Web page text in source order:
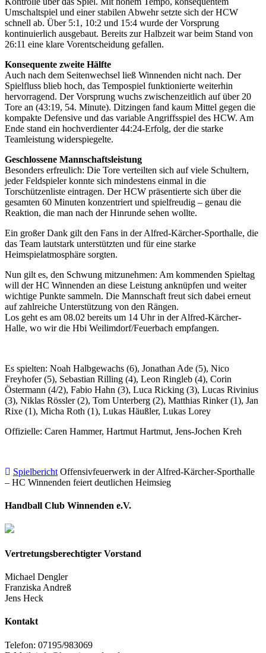
Umschaltspiel und einer stabilen Abwehr setzte sich der HCW
schnell ab. Über 5:1, 10:2 und 15:4 wurde der Vorsprung
kontinuierlich ausgebaut. Bereits zur Halbzeit war beim Stand von
26:11 eine klare Vorentscheidung gefallen.
Konsequente zweite Hälfte
Auch nach dem Seitenwechsel ließ Winnenden nicht nach. Der
Spielfluss blieb hoch, das Tempospiel funktionierte weiterhin
hervorragend. Der Vorsprung wuchs zwischenzeitlich auf über 20
Tore an (43:19, 54. Minute). Ditzingen fand kaum Mittel gegen die
kompakte Defensive und das variable Angriffsspiel des HCW. Am
Ende stand ein hochverdienter 44:24-Erfolg, der die starke
Teamleistung widerspiegelte.
Geschlossene Mannschaftsleistung
Besonders erfreulich: Die Tore verteilten sich auf viele Schultern,
jeder Feldspieler konnte sich mindestens einmal in die
Torschützenliste eintragen. Der HCW präsentierte sich über die
gesamten 60 Minuten konzentriert und spielfreudig – genau die
Reaktion, die man nach der Hinrunde sehen wollte.
Ein großer Dank gilt den Fans in der Alfred-Kärcher-Sporthalle, die
das Team lautstark unterstützten und für eine starke
Heimspielatmosphäre sorgten.
Nun gilt es, den Schwung mitzunehmen: Am kommenden Spieltag
will der HC Winnenden an diese Leistung anknüpfen und weiter
wichtige Punkte sammeln. Die Mannschaft freut sich dabei erneut
auf zahlreiche Unterstützung von den Rängen.
Los geht es am 08.02 bereits um 14 Uhr in der Alfred-Kärcher-
Halle, wo wir die Hbi Weilimdorf/Feuerbach empfangen.
Es spielten: Noah Halbgewachs (6), Jonathan Ade (5), Nico
Freyhofer (5), Sebastian Rilling (4), Leon Ringleb (4), Corin
Östermann (4/2), Fabio Hahn (3), Luca Ricking (3), Lucas Rivinius
(3), Niklas Rössler (2), Tom Unterberg (2), Matthias Rinker (1), Jan
Rixe (1), Micha Roth (1), Lukas Häußler, Lukas Lorey
Offizielle: Caren Hammer, Hartmut Hartmut, Jens-Jochen Kreh
Spielbericht Offensivfeuerwerk in der Alfred-Kärcher-Sporthalle
– HC Winnenden feiert deutlichen Heimsieg
Handball Club Winnenden e.V.
Vertretungsberechtigter Vorstand
Michael Dengler
Franziska Andreß
Jens Heck
Kontakt
Telefon: 07195/983069